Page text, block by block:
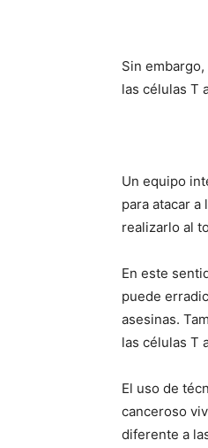
Sin
las células T
Un equipo
para atacar
realizarlo al
En este
puede
asesinas.
las células T
El uso de
canceroso
diferente a